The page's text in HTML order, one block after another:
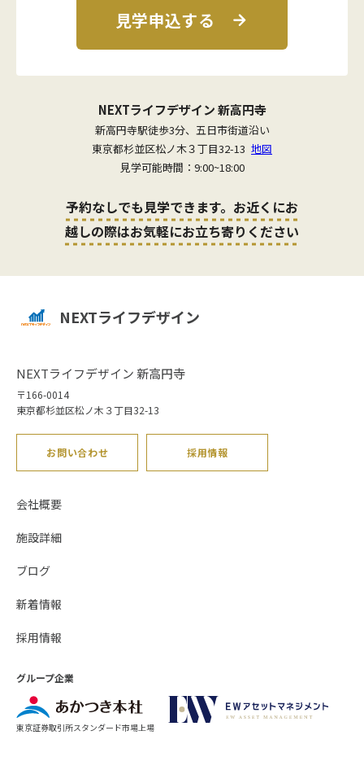
見学申込する
NEXTライフデザイン 新高円寺
新高円寺駅徒歩3分、五日市街道沿い
東京都杉並区松ノ木３丁目32-13 地図
見学可能時間：9:00~18:00
予約なしでも見学できます。お近くにお
越しの際はお気軽にお立ち寄りください
NEXTライフデザイン
NEXTライフデザイン 新高円寺
〒166-0014
東京都杉並区松ノ木３丁目32-13
お問い合わせ 採用情報
会社概要
施設詳細
ブログ
新着情報
採用情報
グループ企業
東京証券取引所スタンダード市場上場